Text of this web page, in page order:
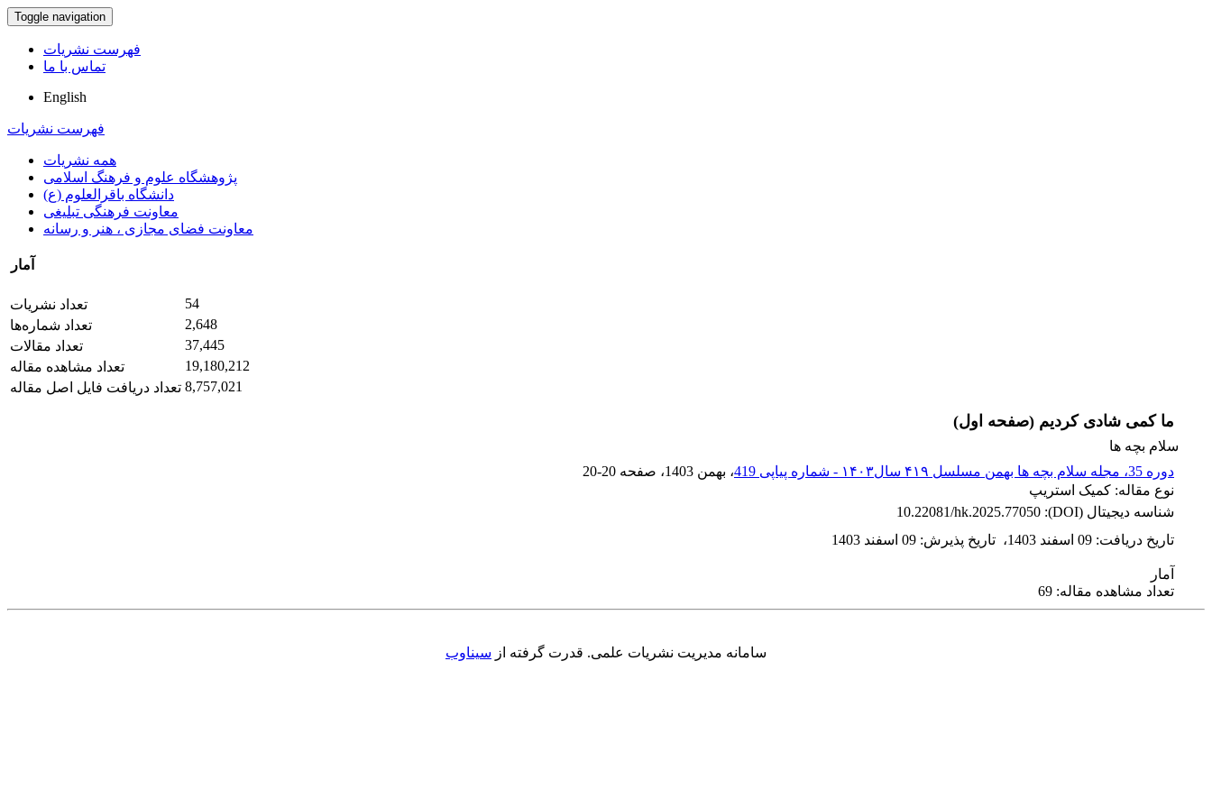
Toggle navigation
فهرست نشریات
تماس با ما
English
فهرست نشریات
همه نشریات
پژوهشگاه علوم و فرهنگ اسلامی
دانشگاه باقرالعلوم (ع)
معاونت فرهنگی تبلیغی
معاونت فضای مجازی ، هنر و رسانه
آمار
تعداد نشریات
54
تعداد شماره‌ها
2,648
تعداد مقالات
37,445
تعداد مشاهده مقاله
19,180,212
تعداد دریافت فایل اصل مقاله 8,757,021
ما کمی شادی کردیم (صفحه اول)
سلام بچه ها
دوره 35، مجله سلام بچه ها بهمن مسلسل ۴۱۹ سال۱۴۰۳ - شماره پیاپی 419
، بهمن 1403 ، صفحه 20-20
نوع مقاله: کمیک استریپ
شناسه دیجیتال (DOI):
10.22081/hk.2025.77050
تاریخ دریافت: 09 اسفند 1403 ، تاریخ پذیرش: 09 اسفند 1403
آمار
تعداد مشاهده مقاله: 69
سامانه مدیریت نشریات علمی. قدرت گرفته از سیناوب